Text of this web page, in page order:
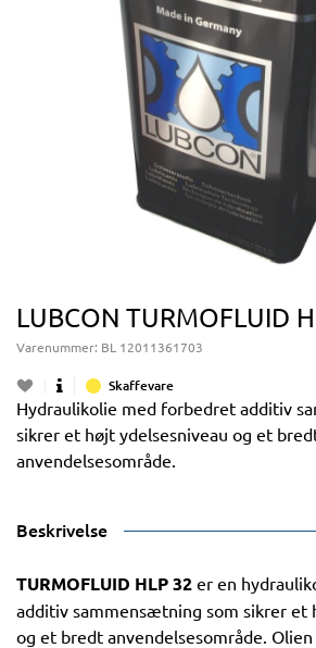
LUBCON TURMOFLUID
Varenummer: BL 12011361703
Skaffevare
Hydraulikolie med forbedret additiv
sikrer et højt ydelsesniveau og et
anvendelsesområde.
Beskrivelse
TURMOFLUID HLP 32 er en
additiv sammensætning som sikrer et
og et bredt anvendelsesområde.